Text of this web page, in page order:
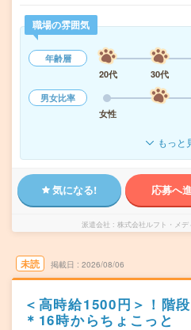
職場の雰囲気
年齢層
20代
30代
男女比率
女性
もっと
気になる! 応募へ
派遣会社 株式会社ルフト・メ
未読 掲載日 2026/08/06
＜高時給1500円＞！階
＊16時からちょこっと